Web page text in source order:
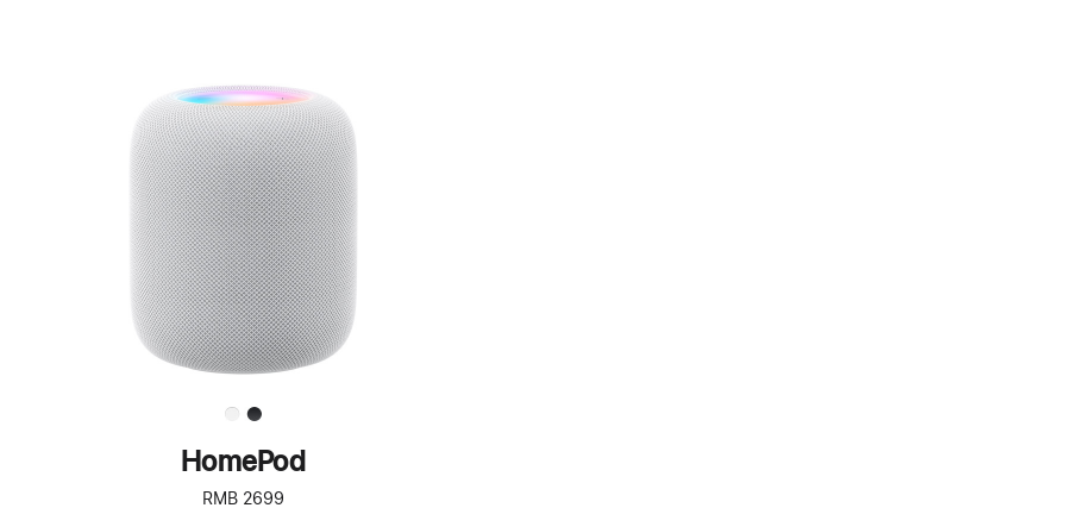
进
一
步
了
解
HomePod<
HomePod
RMB 2699